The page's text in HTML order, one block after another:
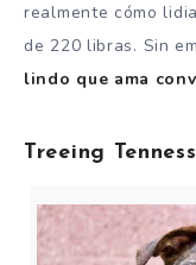
realmente cómo
de 220 libras. Sin
lindo que ama
Treeing